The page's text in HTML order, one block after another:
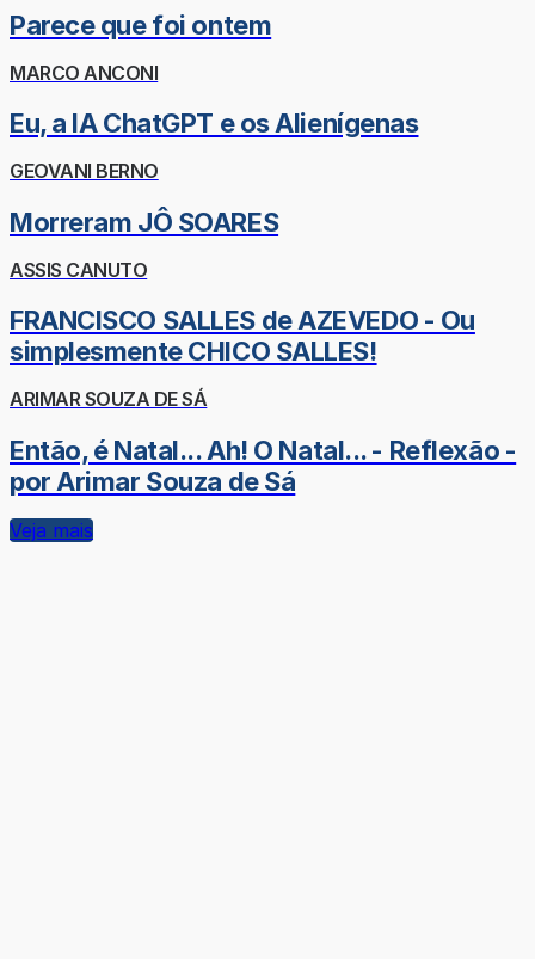
Parece que foi ontem
MARCO ANCONI
Eu, a IA ChatGPT e os Alienígenas
GEOVANI BERNO
Morreram JÔ SOARES
ASSIS CANUTO
FRANCISCO SALLES de AZEVEDO - Ou
simplesmente CHICO SALLES!
ARIMAR SOUZA DE SÁ
Então, é Natal... Ah! O Natal... - Reflexão -
por Arimar Souza de Sá
Veja mais